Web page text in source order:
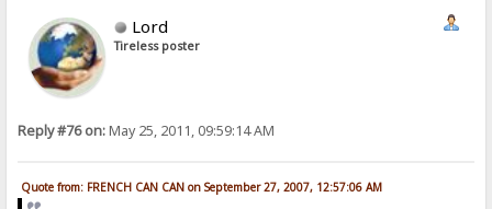
Lord
Tireless poster
Reply #76 on:May 25, 2011, 09:59:14 AM
Quote from: FRENCH CAN CAN on September 27, 2007, 12:57:06 AM